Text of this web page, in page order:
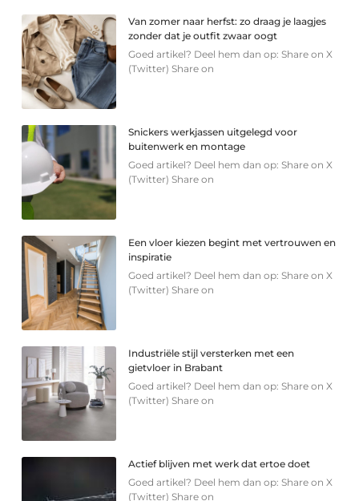
Van zomer naar herfst: zo draag je laagjes
zonder dat je outfit zwaar oogt
Goed artikel? Deel hem dan op: Share on X
(Twitter) Share on
Snickers werkjassen uitgelegd voor
buitenwerk en montage
Goed artikel? Deel hem dan op: Share on X
(Twitter) Share on
Een vloer kiezen begint met vertrouwen en
inspiratie
Goed artikel? Deel hem dan op: Share on X
(Twitter) Share on
Industriële stijl versterken met een
gietvloer in Brabant
Goed artikel? Deel hem dan op: Share on X
(Twitter) Share on
Actief blijven met werk dat ertoe doet
Goed artikel? Deel hem dan op: Share on X
(Twitter) Share on